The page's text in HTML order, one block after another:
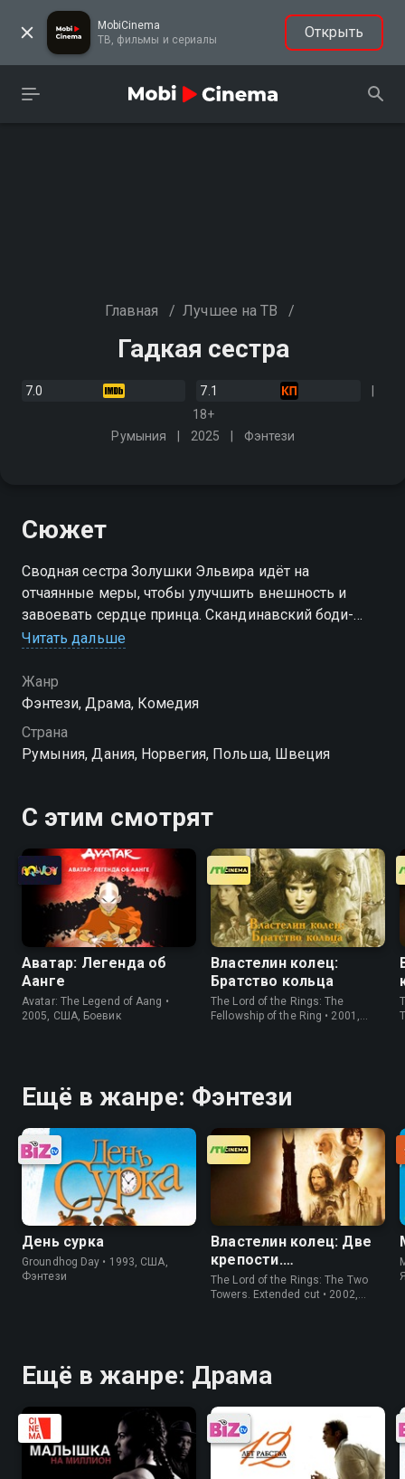
MobiCinema
ТВ, фильмы и сериалы
Открыть
Главная / Лучшее на ТВ /
Гадкая сестра
7.0
7.1
18+
Румыния
2025 Фэнтези
Сюжет
Сводная сестра Золушки Эльвира идёт на
отчаянные меры, чтобы улучшить внешность и
завоевать сердце принца. Скандинавский боди-
хоррор о суровых стандартах красоты по мотивам
Читать дальше
Жанр
Фэнтези, Драма, Комедия
Страна
Румыния, Дания, Норвегия, Польша, Швеция
С этим смотрят
Аватар: Легенда об
Аанге
Avatar: The Legend of Aang •
2005, США, Боевик
Властелин колец:
Братство кольца
The Lord of the Rings: The
Fellowship of the Ring • 2001,
Ещё в жанре: Фэнтези
День сурка
Groundhog Day • 1993, США,
Фэнтези
Властелин колец: Две
крепости.
Расширенная версия
The Lord of the Rings: The Two
Towers. Extended cut • 2002,
Ещё в жанре: Драма